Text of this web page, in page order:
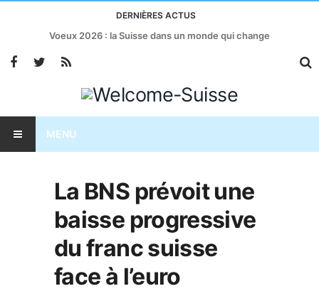
DERNIÈRES ACTUS
Voeux 2026 : la Suisse dans un monde qui change
MENU
La BNS prévoit une
baisse progressive
du franc suisse
face à l’euro